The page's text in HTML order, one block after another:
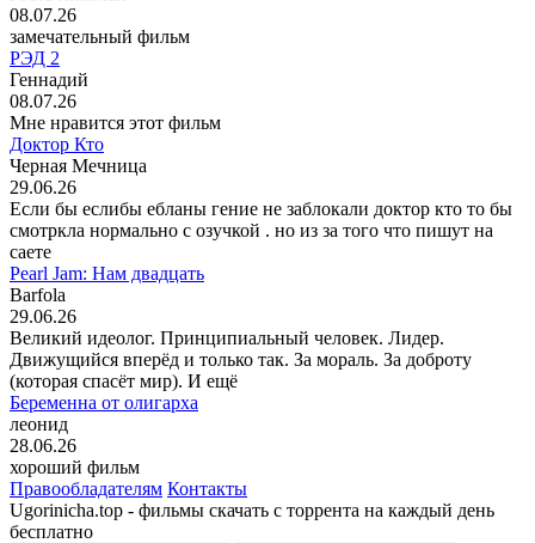
08.07.26
замечательный фильм
РЭД 2
Геннадий
08.07.26
Мне нравится этот фильм
Доктор Кто
Черная Мечница
29.06.26
Если бы еслибы ебланы гение не заблокали доктор кто то бы
смотркла нормально с озучкой . но из за того что пишут на
саете
Pearl Jam: Нам двадцать
Barfola
29.06.26
Великий идеолог. Принципиальный человек. Лидер.
Движущийся вперёд и только так. За мораль. За доброту
(которая спасёт мир). И ещё
Беременна от олигарха
леонид
28.06.26
хороший фильм
Правообладателям Контакты
Ugorinicha.top - фильмы скачать с торрента на каждый день
бесплатно